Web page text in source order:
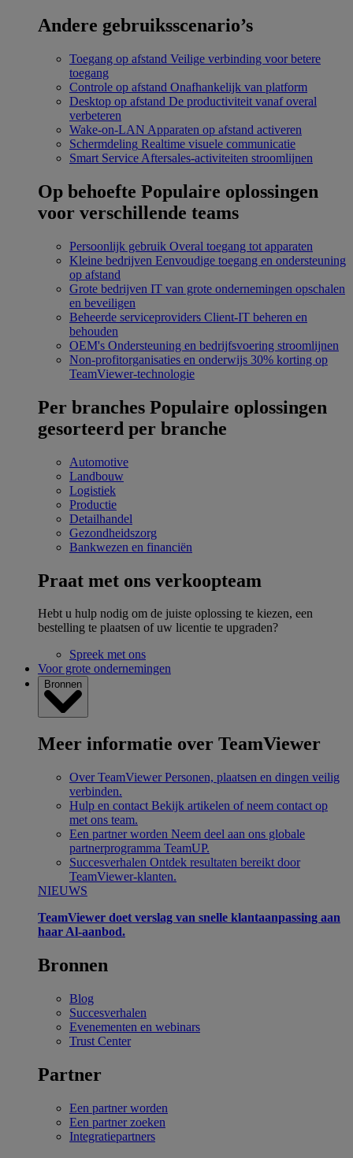
Andere gebruiksscenario’s
Toegang op afstand Veilige verbinding voor betere
toegang
Controle op afstand Onafhankelijk van platform
Desktop op afstand De productiviteit vanaf overal
verbeteren
Wake-on-LAN Apparaten op afstand activeren
Schermdeling Realtime visuele communicatie
Smart Service Aftersales-activiteiten stroomlijnen
Op behoefte Populaire oplossingen
voor verschillende teams
Persoonlijk gebruik Overal toegang tot apparaten
Kleine bedrijven Eenvoudige toegang en ondersteuning
op afstand
Grote bedrijven IT van grote ondernemingen opschalen
en beveiligen
Beheerde serviceproviders Client-IT beheren en
behouden
OEM's Ondersteuning en bedrijfsvoering stroomlijnen
Non-profitorganisaties en onderwijs 30% korting op
TeamViewer-technologie
Per branches Populaire oplossingen
gesorteerd per branche
Automotive
Landbouw
Logistiek
Productie
Detailhandel
Gezondheidszorg
Bankwezen en financiën
Praat met ons verkoopteam
Hebt u hulp nodig om de juiste oplossing te kiezen, een
bestelling te plaatsen of uw licentie te upgraden?
Spreek met ons
Voor grote ondernemingen
Bronnen
Meer informatie over TeamViewer
Over TeamViewer Personen, plaatsen en dingen veilig
verbinden.
Hulp en contact Bekijk artikelen of neem contact op
met ons team.
Een partner worden Neem deel aan ons globale
partnerprogramma TeamUP.
Succesverhalen Ontdek resultaten bereikt door
TeamViewer-klanten.
NIEUWS
TeamViewer doet verslag van snelle klantaanpassing aan
haar Al-aanbod.
Bronnen
Blog
Succesverhalen
Evenementen en webinars
Trust Center
Partner
Een partner worden
Een partner zoeken
Integratiepartners